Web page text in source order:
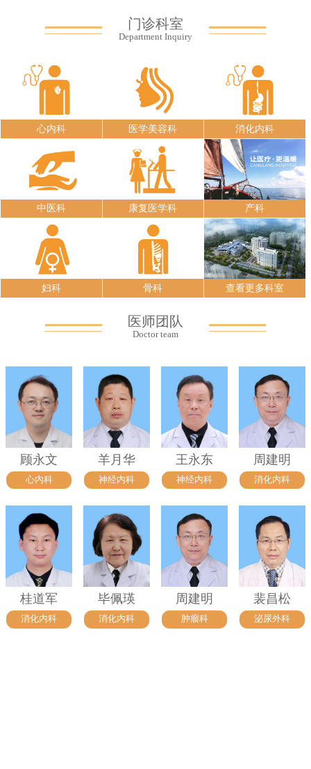
门诊科室
Department Inquiry
心内科 医学美容科 消化内科
中医科 康复医学科 产科
妇科 骨科 查看更多科室
医师团队
Doctor team
顾永文
心内科
羊月华
神经内科
王永东
神经内科
周建明
消化内科
桂道军
消化内科
毕佩瑛
消化内科
周建明
肿瘤科
裴昌松
泌尿外科